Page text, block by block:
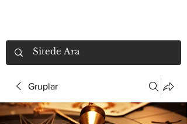
Gruplar